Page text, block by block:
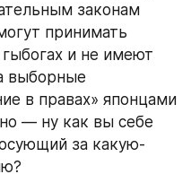
законам
принимать
гыбогах и не имеют
выборные
в правах» японцами
— ну как вы себе
за какую-